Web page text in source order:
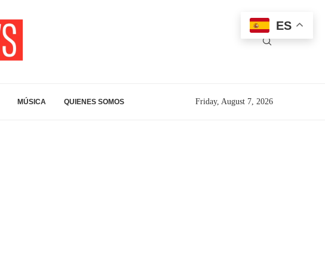
MÚSICA QUIENES SOMOS Friday, August 7, 2026
ES